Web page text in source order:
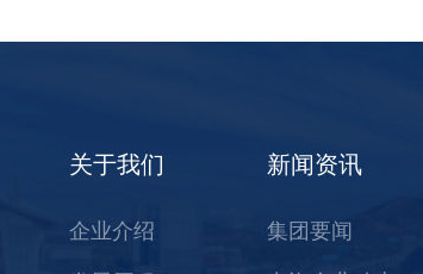
关于我们
企业介绍
新闻资讯
集团要闻